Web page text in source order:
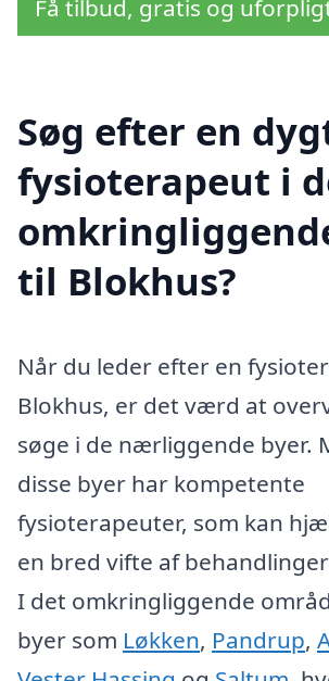
Få tilbud, gratis og
Søg efter en
fysioterapeut i
til Blokhus?
Når du leder efter en
Blokhus, er det værd at
søge i de nærliggende byer.
disse byer har kompetente
fysioterapeuter, som kan
en bred vifte af
I det omkringliggende
byer som Løkken, Pandrup,